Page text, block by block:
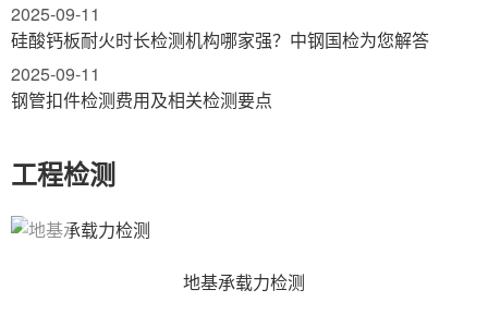
2025-09-11
硅酸钙板耐火时长检测机构哪家强？中钢国检为您解答
2025-09-11
钢管扣件检测费用及相关检测要点
工程检测
地基承载力检测